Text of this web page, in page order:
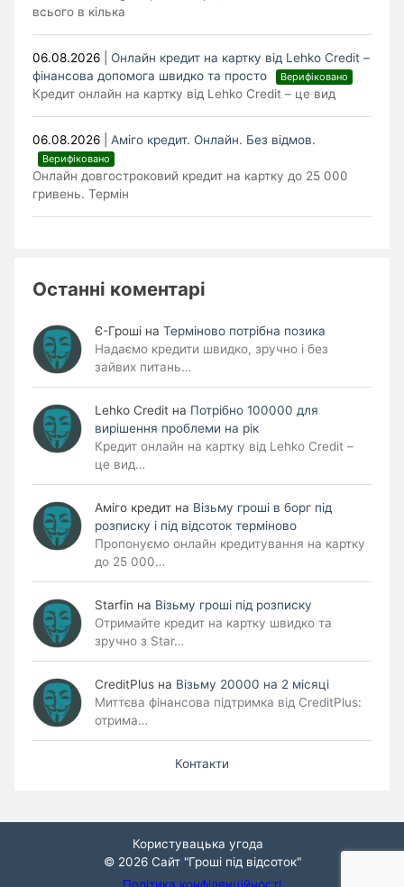
всього в кілька
06.08.2026 |Онлайн кредит на картку від Lehko Сredit –
фінансова допомога швидко та просто
Верифіковано
Кредит онлайн на картку від Lehko Credit – це вид
06.08.2026 Аміго кредит. Онлайн. Без відмов.
Верифіковано
Онлайн довгостроковий кредит на картку до 25 000
гривень. Термін
Останні коментарі
Є-Гроші на Терміново потрібна позика
Надаємо кредити швидко, зручно і без
зайвих питань…
Lehko Сredit на Потрібно 100000 для
вирішення проблеми на рік
Кредит онлайн на картку від Lehko Credit –
це вид…
Аміго кредит на Візьму гроші в борг під
розписку і під відсоток терміново
Пропонуємо онлайн кредитування на картку
до 25 000…
Starfin на Візьму гроші під розписку
Отримайте кредит на картку швидко та
зручно з Star…
CreditPlus на Візьму 20000 на 2 місяці
Миттєва фінансова підтримка від CreditPlus:
отрима…
Контакти
Користувацька угода
© 2026 Сайт "Гроші під відсоток"